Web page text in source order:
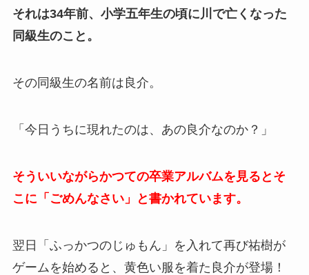
それは34年前、小学五年生の頃に川で亡くなった
同級生のこと。
その同級生の名前は良介。
「今日うちに現れたのは、あの良介なのか？」
そういいながらかつての卒業アルバムを見るとそ
こに「ごめんなさい」と書かれています。
翌日「ふっかつのじゅもん」を入れて再び祐樹が
ゲームを始めると、黄色い服を着た良介が登場！